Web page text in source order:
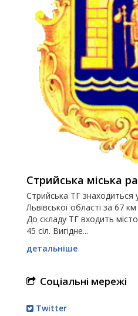
Стрийська міська
Стрийська ТГ знаходиться
Львівської області за 67
До складу ТГ входить
45 сіл. Вигідне...
детальніше
Соціальні мережі
Twitter